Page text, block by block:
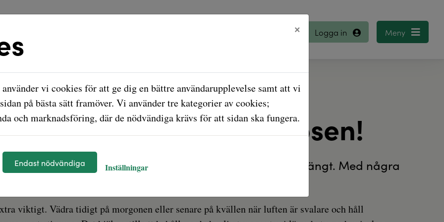
Logga in
bästa tipsen!
inne - vi har bästa tipsen!
men inomhus kan det snabbt bli både varmt och instängt. Med några
sval, fräsch och trivsam hela säsongen.
viktigt. Vädra tidigt på morgonen eller senare på kvällen när luften är svalare och håll
×
använder vi cookies för att ge dig en bättre användarupplevelse samt att vi
på bästa sätt framöver. Vi använder tre kategorier av cookies;
och marknadsföring, där de nödvändiga krävs för att sidan ska fungera.
Endast nödvändiga Inställningar